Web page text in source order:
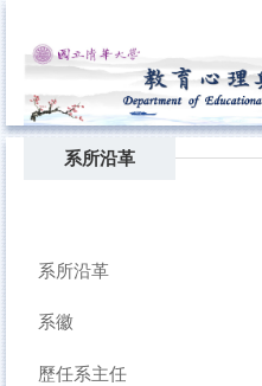
內
容
系所沿革
系所沿革
系徽
歷任系主任